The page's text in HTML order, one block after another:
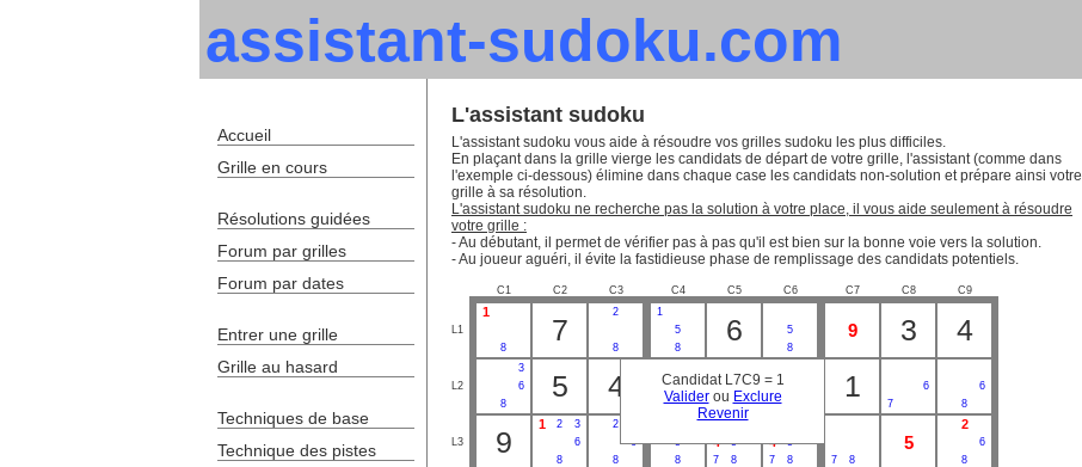
assistant-sudoku.com
Candidat L7C9 = 1
Validerou Exclure
Revenir
L'assistant sudoku
L'assistant sudoku vous aide à résoudre vos grilles sudoku les plus difficiles.
En plaçant dans la grille vierge les candidats de départ de votre grille, l'assistant (comme dans
l'exemple ci-dessous) élimine dans chaque case les candidats non-solution et prépare ainsi votre
grille à sa résolution.
L'assistant sudoku ne recherche pas la solution à votre place, il vous aide seulement à résoudre
votre grille :
- Au débutant, il permet de vérifier pas à pas qu'il est bien sur la bonne voie vers la solution.
- Au joueur aguéri, il évite la fastidieuse phase de remplissage des candidats potentiels.
C1 C2 C3 C4 C5 C6 C7 C8 C9
L1
1
8
7
2
8
1
5
8
6
5
8
9 3 4
L2
3
6
8
5 4 9
7 8
2 1
6
7
6
8
L3 9
1 2
3
6
8
2
6
8
3
5
8
1
4
5
7
8
4
5
7
8 7 8
5
2
6
8
Accueil
Grille en cours
Résolutions guidées
Forum par grilles
Forum par dates
Entrer une grille
Grille au hasard
Techniques de base
Technique des pistes